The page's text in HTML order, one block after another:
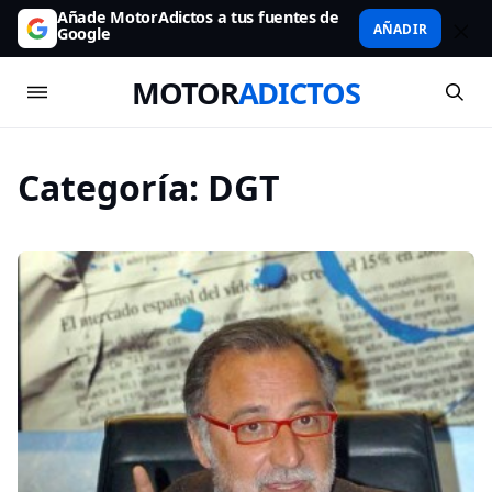
Añade MotorAdictos a tus fuentes de
Google AÑADIR
MOTORADICTOS
Categoría: DGT